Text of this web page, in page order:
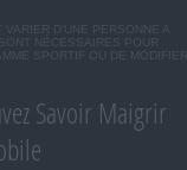
D'UNE PERSONNE A
NÉCESSAIRES POUR
SPORTIF OU DE MODIFIER
Savoir Maigrir